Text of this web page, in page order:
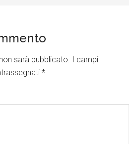
sarà pubblicato. I campi
*